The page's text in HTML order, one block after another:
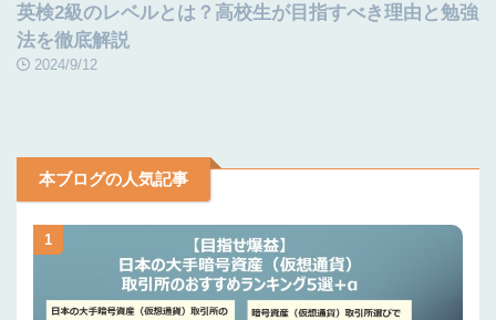
英検2級のレベルとは？高校生が目指すべき理由と勉強
法を徹底解説
2024/9/12
本ブログの人気記事
1